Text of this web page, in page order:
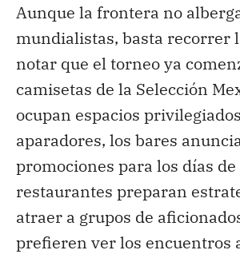
Aunque la frontera no
mundialistas, basta recorrer
notar que el torneo ya
camisetas de la Selección
ocupan espacios
aparadores, los bares
promociones para los días
restaurantes preparan
atraer a grupos de
prefieren ver los encuentros